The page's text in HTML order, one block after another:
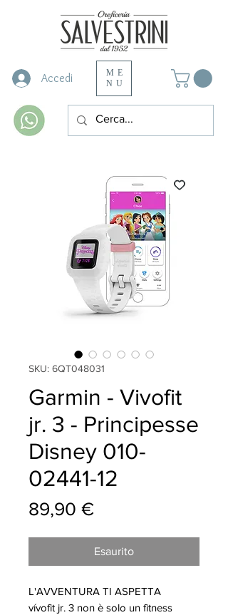
Accedi
ME
NU
SKU: 6QT048031
Garmin - Vivofit
jr. 3 - Principesse
Disney 010-
02441-12
89,90 €Prezzo
Esaurito
L'AVVENTURA TI ASPETTA
vívofit jr. 3 non è solo un fitness